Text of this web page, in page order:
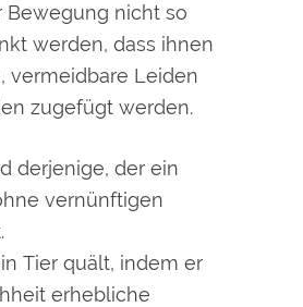
Bewegung nicht so
werden, dass ihnen
vermeidbare Leiden
zugefügt werden.
derjenige, der ein
vernünftigen
Tier quält, indem er
erhebliche